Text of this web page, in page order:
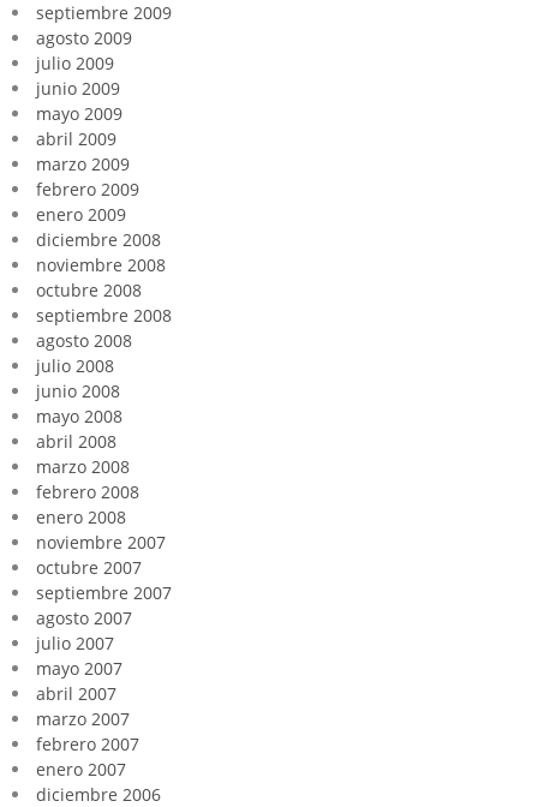
septiembre 2009
agosto 2009
julio 2009
junio 2009
mayo 2009
abril 2009
marzo 2009
febrero 2009
enero 2009
diciembre 2008
noviembre 2008
octubre 2008
septiembre 2008
agosto 2008
julio 2008
junio 2008
mayo 2008
abril 2008
marzo 2008
febrero 2008
enero 2008
noviembre 2007
octubre 2007
septiembre 2007
agosto 2007
julio 2007
mayo 2007
abril 2007
marzo 2007
febrero 2007
enero 2007
diciembre 2006